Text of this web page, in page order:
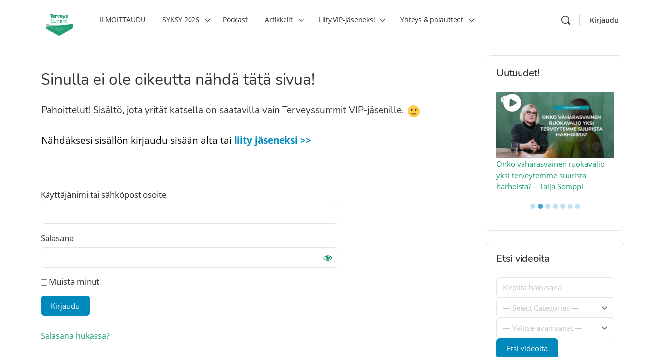
ILMOITTAUDU SYKSY 2026 Podcast Artikkelit Liity VIP-jäseneksi Yhteys & palautteet Kirjaudu
Sinulla ei ole oikeutta nähdä tätä sivua!
Pahoittelut! Sisältö, jota yrität katsella on saatavilla vain Terveyssummit VIP-jäsenille.
Nähdäksesi sisällön kirjaudu sisään alta tai liity jäseneksi >>
Käyttäjänimi tai sähköpostiosoite
Salasana
Muista minut
Salasana hukassa?
Uutuudet!
Onko vähärasvainen ruokavalio
yksi terveytemme suurista
harhoista? – Taija Somppi
●●●●●●●
Etsi videoita